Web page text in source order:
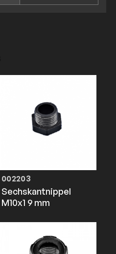
002203
Sechskantnippel
M10x1 9 mm